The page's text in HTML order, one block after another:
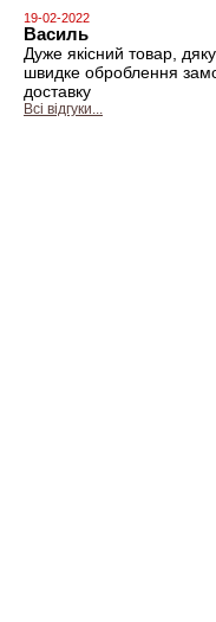
19-02-2022
Василь
Дуже якісний товар,
швидке оброблення
доставку
Всі відгуки...